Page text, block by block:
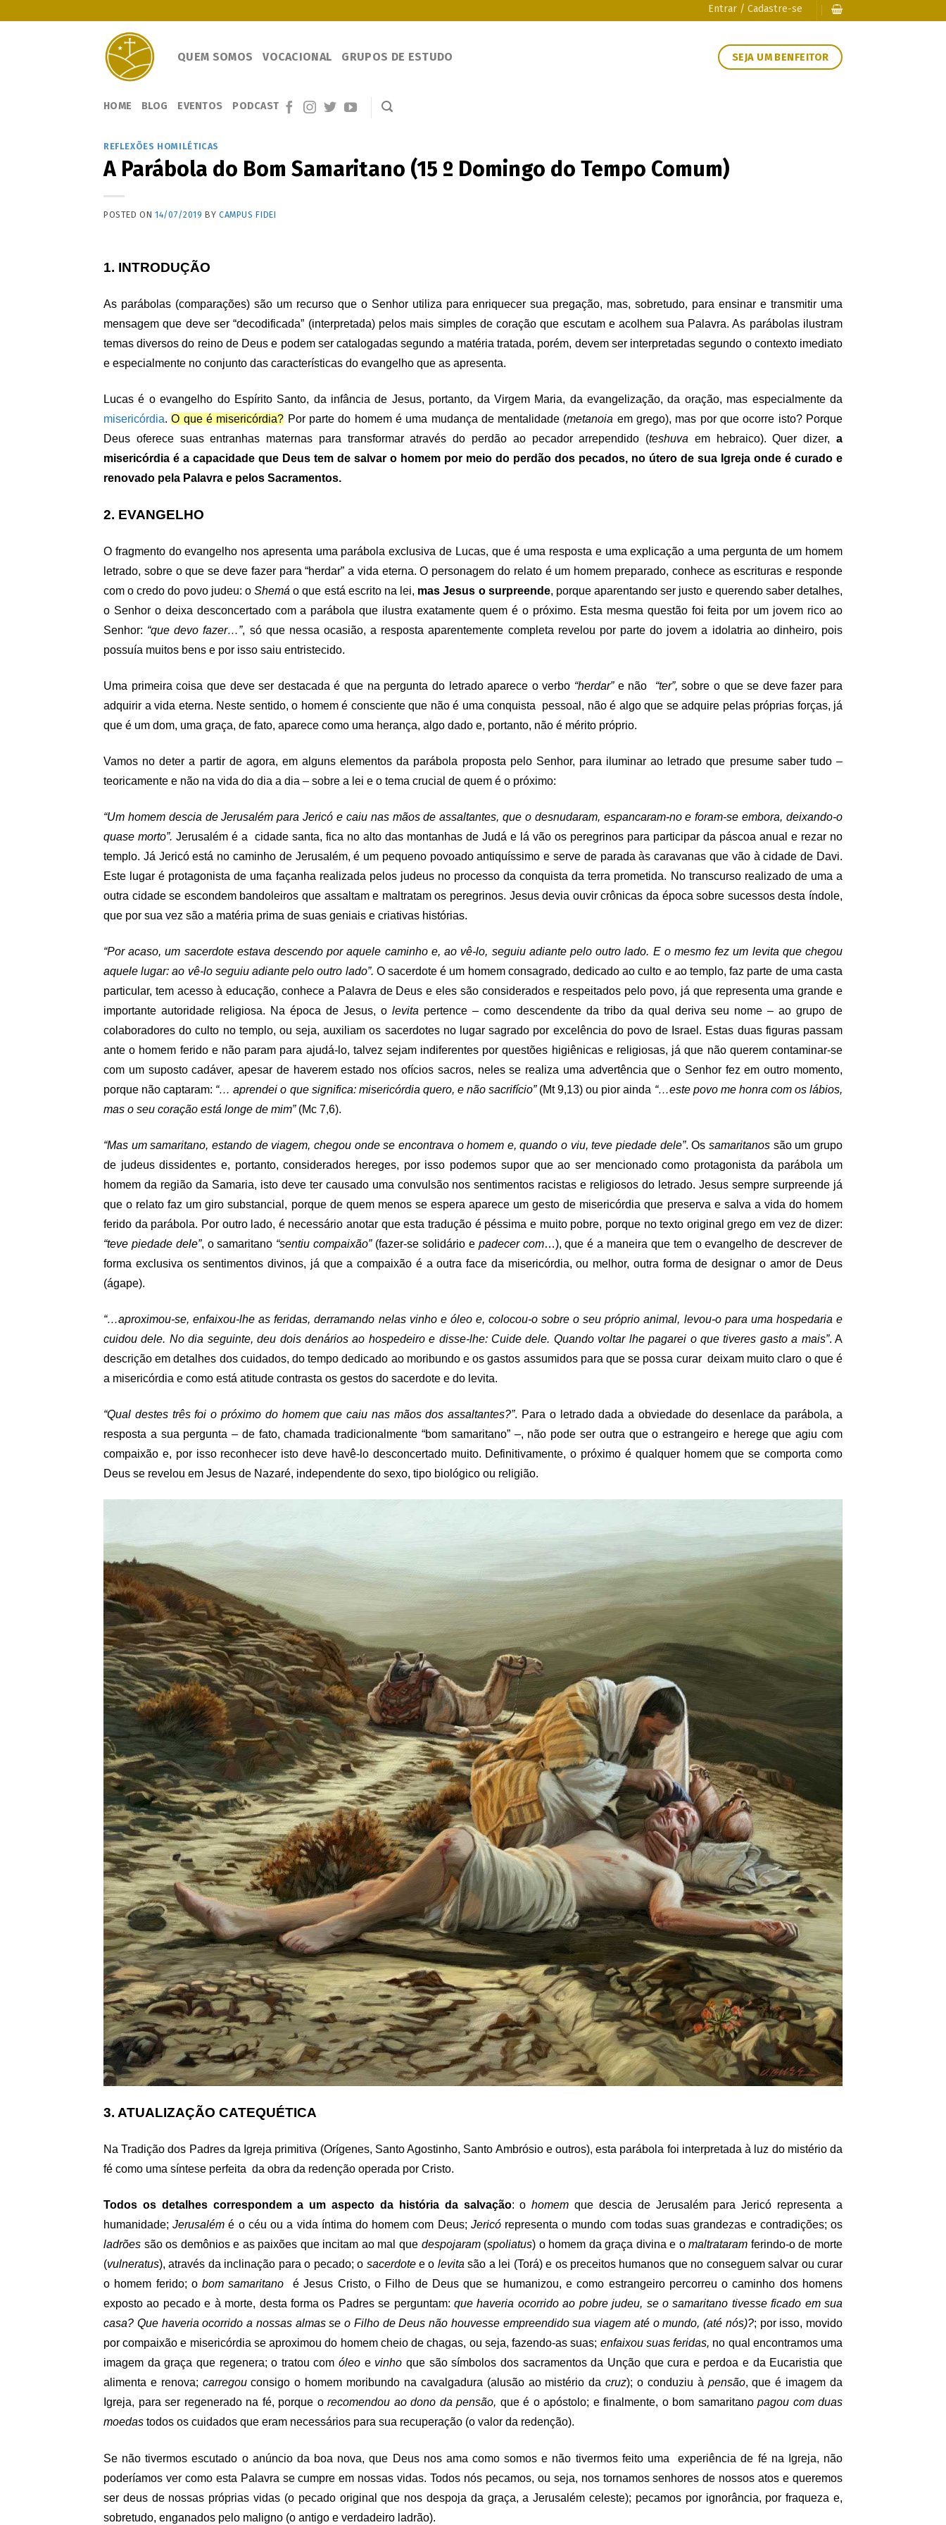
Entrar / Cadastre-se
QUEM SOMOS VOCACIONAL GRUPOS DE ESTUDO SEJA UM BENFEITOR
HOME BLOG EVENTOS PODCAST
REFLEXÕES HOMILÉTICAS
A Parábola do Bom Samaritano (15 º Domingo do Tempo Comum)
POSTED ON14/07/2019 BY CAMPUS FIDEI
1. INTRODUÇÃO
As parábolas (comparações) são um recurso que o Senhor utiliza para enriquecer sua pregação, mas, sobretudo, para ensinar e transmitir uma
mensagem que deve ser “decodificada” (interpretada) pelos mais simples de coração que escutam e acolhem sua Palavra. As parábolas ilustram
temas diversos do reino de Deus e podem ser catalogadas segundo a matéria tratada, porém, devem ser interpretadas segundo o contexto imediato
e especialmente no conjunto das características do evangelho que as apresenta.
Lucas é o evangelho do Espírito Santo, da infância de Jesus, portanto, da Virgem Maria, da evangelização, da oração, mas especialmente da
misericórdia.O que é misericórdia? Por parte do homem é uma mudança de mentalidade (metanoia em grego), mas por que ocorre isto? Porque
Deus oferece suas entranhas maternas para transformar através do perdão ao pecador arrependido (teshuva em hebraico). Quer dizer,a
misericórdia é a capacidade que Deus tem de salvar o homem por meio do perdão dos pecados, no útero de sua Igreja onde é curado e
renovado pela Palavra e pelos Sacramentos.
2. EVANGELHO
O fragmento do evangelho nos apresenta uma parábola exclusiva de Lucas, que é uma resposta e uma explicação a uma pergunta de um homem
letrado, sobre o que se deve fazer para “herdar” a vida eterna. O personagem do relato é um homem preparado, conhece as escrituras e responde
com o credo do povo judeu: oShemáo que está escrito na lei, mas Jesus o surpreende, porque aparentando ser justo e querendo saber detalhes,
o Senhor o deixa desconcertado com a parábola que ilustra exatamente quem é o próximo. Esta mesma questão foi feita por um jovem rico ao
Senhor: “que devo fazer…”, só que nessa ocasião, a resposta aparentemente completa revelou por parte do jovem a idolatria ao dinheiro, pois
possuía muitos bens e por isso saiu entristecido.
Uma primeira coisa que deve ser destacada é que na pergunta do letrado aparece o verbo “herdar” e não “ter”,sobre o que se deve fazer para
adquirir a vida eterna. Neste sentido, o homem é consciente que não é uma conquista pessoal, não é algo que se adquire pelas próprias forças, já
que é um dom, uma graça, de fato, aparece como uma herança, algo dado e, portanto, não é mérito próprio.
Vamos no deter a partir de agora, em alguns elementos da parábola proposta pelo Senhor, para iluminar ao letrado que presume saber tudo –
teoricamente e não na vida do dia a dia – sobre a lei e o tema crucial de quem é o próximo:
“Um homem descia de Jerusalém para Jericó e caiu nas mãos de assaltantes, que o desnudaram, espancaram-no e foram-se embora, deixando-o
quase morto”. Jerusalém é a cidade santa, fica no alto das montanhas de Judá e lá vão os peregrinos para participar da páscoa anual e rezar no
templo. Já Jericó está no caminho de Jerusalém, é um pequeno povoado antiquíssimo e serve de parada às caravanas que vão à cidade de Davi.
Este lugar é protagonista de uma façanha realizada pelos judeus no processo da conquista da terra prometida. No transcurso realizado de uma a
outra cidade se escondem bandoleiros que assaltam e maltratam os peregrinos. Jesus devia ouvir crônicas da época sobre sucessos desta índole,
que por sua vez são a matéria prima de suas geniais e criativas histórias.
“Por acaso, um sacerdote estava descendo por aquele caminho e, ao vê-lo, seguiu adiante pelo outro lado. E o mesmo fez um levita que chegou
aquele lugar: ao vê-lo seguiu adiante pelo outro lado”. O sacerdote é um homem consagrado, dedicado ao culto e ao templo, faz parte de uma casta
particular, tem acesso à educação, conhece a Palavra de Deus e eles são considerados e respeitados pelo povo, já que representa uma grande e
importante autoridade religiosa. Na época de Jesus, olevita pertence – como descendente da tribo da qual deriva seu nome – ao grupo de
colaboradores do culto no templo, ou seja, auxiliam os sacerdotes no lugar sagrado por excelência do povo de Israel. Estas duas figuras passam
ante o homem ferido e não param para ajudá-lo, talvez sejam indiferentes por questões higiênicas e religiosas, já que não querem contaminar-se
com um suposto cadáver, apesar de haverem estado nos ofícios sacros, neles se realiza uma advertência que o Senhor fez em outro momento,
porque não captaram: “… aprendei o que significa: misericórdia quero, e não sacrifício” (Mt 9,13) ou pior ainda “…este povo me honra com os lábios,
mas o seu coração está longe de mim” (Mc 7,6).
“Mas um samaritano, estando de viagem, chegou onde se encontrava o homem e, quando o viu, teve piedade dele”. Ossamaritanos são um grupo
de judeus dissidentes e, portanto, considerados hereges, por isso podemos supor que ao ser mencionado como protagonista da parábola um
homem da região da Samaria, isto deve ter causado uma convulsão nos sentimentos racistas e religiosos do letrado. Jesus sempre surpreende já
que o relato faz um giro substancial, porque de quem menos se espera aparece um gesto de misericórdia que preserva e salva a vida do homem
ferido da parábola. Por outro lado, é necessário anotar que esta tradução é péssima e muito pobre, porque no texto original grego em vez de dizer:
“teve piedade dele”, o samaritano “sentiu compaixão” (fazer-se solidário e padecer com…), que é a maneira que tem o evangelho de descrever de
forma exclusiva os sentimentos divinos, já que a compaixão é a outra face da misericórdia, ou melhor, outra forma de designar o amor de Deus
(ágape).
“…aproximou-se, enfaixou-lhe as feridas, derramando nelas vinho e óleo e, colocou-o sobre o seu próprio animal, levou-o para uma hospedaria e
cuidou dele. No dia seguinte, deu dois denários ao hospedeiro e disse-lhe: Cuide dele. Quando voltar lhe pagarei o que tiveres gasto a mais”. A
descrição em detalhes dos cuidados, do tempo dedicado ao moribundo e os gastos assumidos para que se possa curar deixam muito claro o que é
a misericórdia e como está atitude contrasta os gestos do sacerdote e do levita.
“Qual destes três foi o próximo do homem que caiu nas mãos dos assaltantes?”. Para o letrado dada a obviedade do desenlace da parábola, a
resposta a sua pergunta – de fato, chamada tradicionalmente “bom samaritano” –, não pode ser outra que o estrangeiro e herege que agiu com
compaixão e, por isso reconhecer isto deve havê-lo desconcertado muito. Definitivamente, o próximo é qualquer homem que se comporta como
Deus se revelou em Jesus de Nazaré, independente do sexo, tipo biológico ou religião.
3. ATUALIZAÇÃO CATEQUÉTICA
Na Tradição dos Padres da Igreja primitiva (Orígenes, Santo Agostinho, Santo Ambrósio e outros), esta parábola foi interpretada à luz do mistério da
fé como uma síntese perfeita da obra da redenção operada por Cristo.
Todos os detalhes correspondem a um aspecto da história da salvação: ohomemque descia de Jerusalém para Jericó representa a
humanidade;Jerusalémé o céu ou a vida íntima do homem com Deus; Jericó representa o mundo com todas suasgrandezas e contradições; os
ladrões são os demônios e as paixões que incitam ao mal que despojaram (spoliatus) o homem da graça divina e omaltrataram ferindo-o de morte
(vulneratus), através da inclinação para o pecado; o sacerdote e o levitasão a lei (Torá) e os preceitos humanos que no conseguem salvar ou curar
o homem ferido; obom samaritanoé Jesus Cristo, o Filho de Deus que se humanizou, e como estrangeiro percorreu o caminho dos homens
exposto ao pecado e à morte, desta forma os Padres se perguntam: que haveria ocorrido ao pobre judeu, se o samaritano tivesse ficado em sua
casa? Que haveria ocorrido a nossas almas se o Filho de Deus não houvesse empreendido sua viagem até o mundo, (até nós)?; por isso, movido
por compaixão e misericórdia se aproximou do homem cheio de chagas, ou seja, fazendo-as suas; enfaixou suas feridas, no qual encontramos uma
imagem da graça que regenera; o tratou comóleo e vinhoque são símbolos dos sacramentos da Unção que cura e perdoa e da Eucaristia que
alimenta e renova; carregouconsigo o homem moribundo na cavalgadura (alusão ao mistério dacruz); o conduziu à pensão, que é imagem da
Igreja, para ser regenerado na fé, porque o recomendou ao dono da pensão, que é o apóstolo; e finalmente, o bom samaritano pagou com duas
moedas todos os cuidados que eram necessários para sua recuperação (o valor da redenção).
Se não tivermos escutado o anúncio da boa nova, que Deus nos ama como somos e não tivermos feito uma experiência de fé na Igreja, não
poderíamos ver como esta Palavra se cumpre em nossas vidas.Todos nós pecamos, ou seja, nos tornamos senhores de nossos atos e queremos
ser deus de nossas próprias vidas (o pecado original que nos despoja da graça, a Jerusalém celeste); pecamos por ignorância, por fraqueza e,
sobretudo, enganados pelo maligno (o antigo e verdadeiro ladrão).